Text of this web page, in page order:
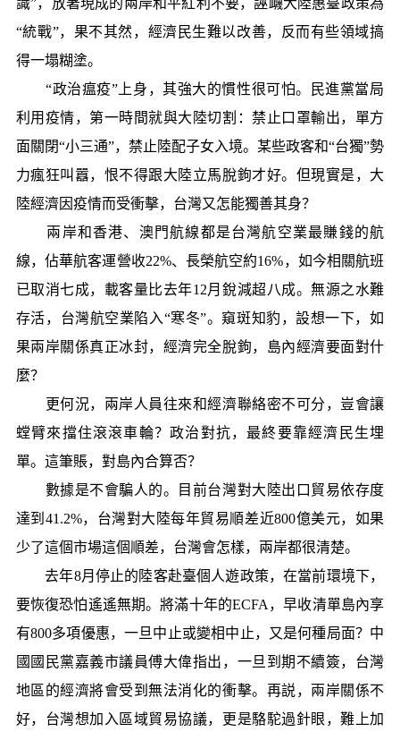
“統戰”，果不其然，經濟民生難以改善，反而有些領域搞
得一塌糊塗。
“政治瘟疫”上身，其強大的慣性很可怕。民進黨當局
利用疫情，第一時間就與大陸切割：禁止口罩輸出，單方
面關閉“小三通”，禁止陸配子女入境。某些政客和“台獨”勢
力瘋狂叫囂，恨不得跟大陸立馬脫鉤才好。但現實是，大
陸經濟因疫情而受衝擊，台灣又怎能獨善其身？
兩岸和香港、澳門航線都是台灣航空業最賺錢的航
線，佔華航客運營收22%、長榮航空約16%，如今相關航班
已取消七成，載客量比去年12月銳減超八成。無源之水難
存活，台灣航空業陷入“寒冬”。窺斑知豹，設想一下，如
果兩岸關係真正冰封，經濟完全脫鉤，島內經濟要面對什
麼？
更何況，兩岸人員往來和經濟聯絡密不可分，豈會讓
螳臂來擋住滾滾車輪？政治對抗，最終要靠經濟民生埋
單。這筆賬，對島內合算否？
數據是不會騙人的。目前台灣對大陸出口貿易依存度
達到41.2%，台灣對大陸每年貿易順差近800億美元，如果
少了這個市場這個順差，台灣會怎樣，兩岸都很清楚。
去年8月停止的陸客赴臺個人遊政策，在當前環境下，
要恢復恐怕遙遙無期。將滿十年的ECFA，早收清單島內享
有800多項優惠，一旦中止或變相中止，又是何種局面？中
國國民黨嘉義市議員傅大偉指出，一旦到期不續簽，台灣
地區的經濟將會受到無法消化的衝擊。再説，兩岸關係不
好，台灣想加入區域貿易協議，更是駱駝過針眼，難上加